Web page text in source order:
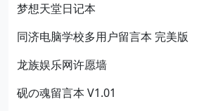
梦想天堂日记本
同济电脑学校多用户留言本 完美版
龙族娱乐网许愿墙
砚の魂留言本 V1.01